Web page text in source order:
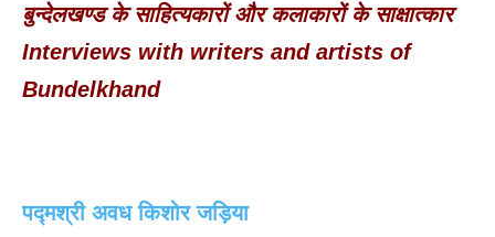
बुन्देलखण्ड के साहित्यकारों और कलाकारों के साक्षात्कार
Interviews with writers and artists of
Bundelkhand
पद्मश्री अवध किशोर जड़िया